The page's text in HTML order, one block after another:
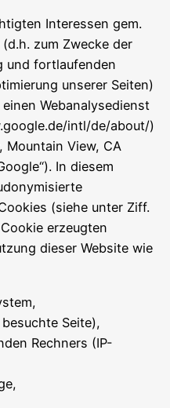
Interessen gem.
zum Zwecke der
und fortlaufenden
unserer Seiten)
Webanalysedienst
intl/de/about/)
Mountain View, CA
In diesem
(siehe unter Ziff.
erzeugten
dieser Website wie
Seite),
Rechners (IP-